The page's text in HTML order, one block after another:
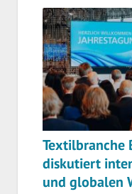
Textilbranche
diskutiert
und globalen